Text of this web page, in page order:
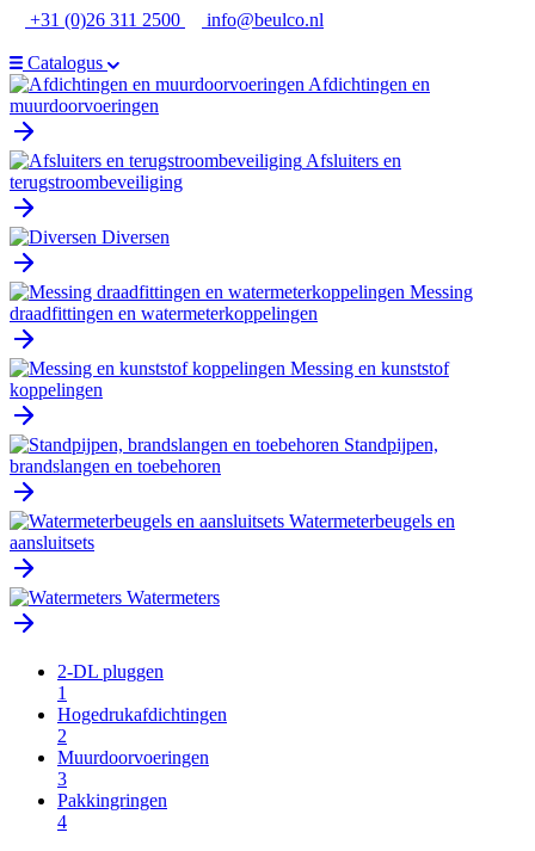
Ga
de
inhoud
+31 (0)26 311 2500 info@beulco.nl
Catalogus
Afdichtingen en
muurdoorvoeringen
Afsluiters en
terugstroombeveiliging
Diversen
Messing
draadfittingen en watermeterkoppelingen
Messing en kunststof
koppelingen
Standpijpen,
brandslangen en toebehoren
Watermeterbeugels en
aansluitsets
Watermeters
2-DL pluggen
1
Hogedrukafdichtingen
2
Muurdoorvoeringen
3
Pakkingringen
4